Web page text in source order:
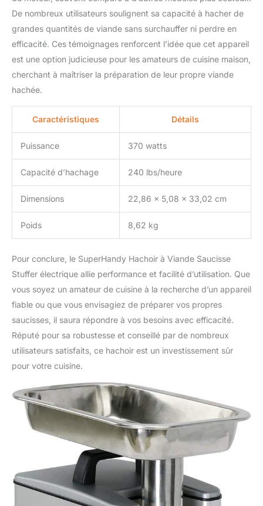
plaques à farce, 4 Tubes
à farce & Stomper à
viande solide
SuperHandy est le seul
vendeur autorisé de
De nombreux utilisateurs soulignent sa capacité à hacher de
grandes quantités de viande sans surchauffer ni perdre en
efficacité. Ces témoignages renforcent l’idée que cet appareil
est une option judicieuse pour les amateurs de cuisine maison,
cherchant à maîtriser la préparation de leur propre viande
hachée.
Caractéristiques Détails
Puissance 370 watts
Capacité d’hachage 240 lbs/heure
Dimensions 22,86 x 5,08 x 33,02 cm
Poids 8,62 kg
Pour conclure, le SuperHandy Hachoir à Viande Saucisse
Stuffer électrique allie performance et facilité d’utilisation. Que
vous soyez un amateur de cuisine à la recherche d’un appareil
fiable ou que vous envisagiez de préparer vos propres
saucisses, il saura répondre à vos besoins avec efficacité.
Réputé pour sa robustesse et conseillé par de nombreux
utilisateurs satisfaits, ce hachoir est un investissement sûr
pour votre cuisine.